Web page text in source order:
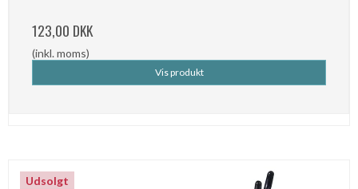
123,00 DKK
(inkl. moms)
Vis produkt
Udsolgt